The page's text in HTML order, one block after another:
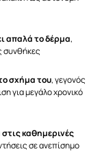
απαλά το δέρμα,
συνθήκες
σχήμα του, γεγονός
για μεγάλο χρονικό
καθημερινές
σε ανεπίσημο